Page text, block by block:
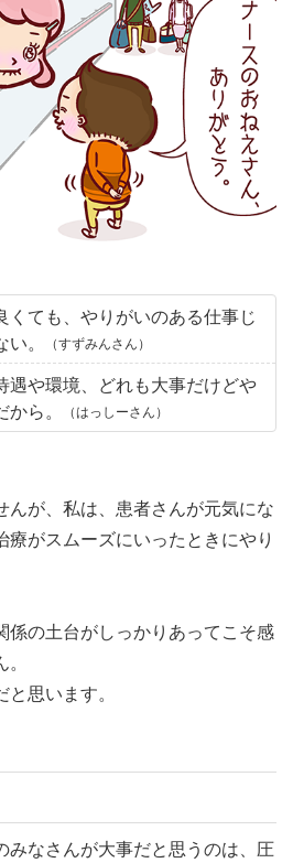
くても、やりがいのある仕事じ
。 （すずみんさん）
遇や環境、どれも大事だけどや
から。 （はっしーさん）
んが、私は、患者さんが元気にな
療がスムーズにいったときにやり
係の土台がしっかりあってこそ感
思います。
みなさんが大事だと思うのは、圧